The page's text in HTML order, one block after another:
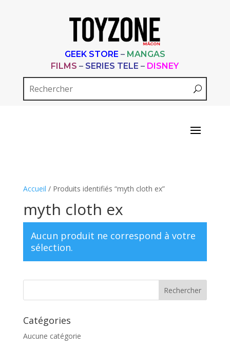
GEEK STORE – MANGAS
FILMS – SERIES TELE – DISNEY
Accueil / Produits identifiés “myth cloth ex”
myth cloth ex
Aucun produit ne correspond à votre
sélection.
Catégories
Aucune catégorie